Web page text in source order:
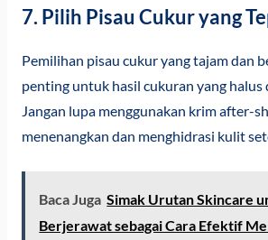
7. Pilih Pisau Cukur yang
Pemilihan pisau cukur yang tajam dan
penting untuk hasil cukuran yang halus
Jangan lupa menggunakan krim after-
menenangkan dan menghidrasi kulit
Baca Juga Simak Urutan Skincare
Berjerawat sebagai Cara Efektif